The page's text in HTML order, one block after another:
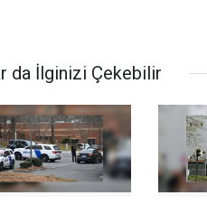
da İlginizi Çekebilir